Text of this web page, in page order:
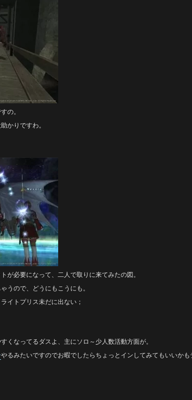
の。
かりですわ。
が必要になって、二人で取りに来てみたの図。
うので、どうにもこうにも。
イトプリス未だに出ない；
くなってるダスよ、主にソロ～少人数活動方面が。
やるみたいですのでお暇でしたらちょっとインしてみてもいいかも